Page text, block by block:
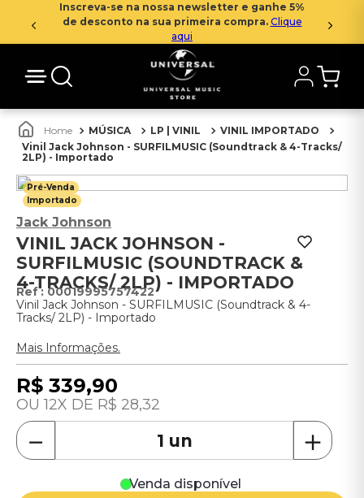
Inscreva-se na nossa newsletter e ganhe 5%
de desconto na sua primeira compra. Clique
aqui
MÚSICA LP | VINIL
VINIL IMPORTADO
Vinil Jack Johnson - SURFILMUSIC (Soundtrack & 4-Tracks/
2LP) - Importado
Pré-Venda
Importado
Jack Johnson
VINIL JACK JOHNSON -
SURFILMUSIC (SOUNDTRACK &
4-TRACKS/ 2LP) - IMPORTADO
: 00019995757422
Vinil Jack Johnson - SURFILMUSIC (Soundtrack & 4-
Tracks/ 2LP) - Importado
Mais Informações.
R$ 339,90
12 R$ 28,32
＋
－
Venda disponível